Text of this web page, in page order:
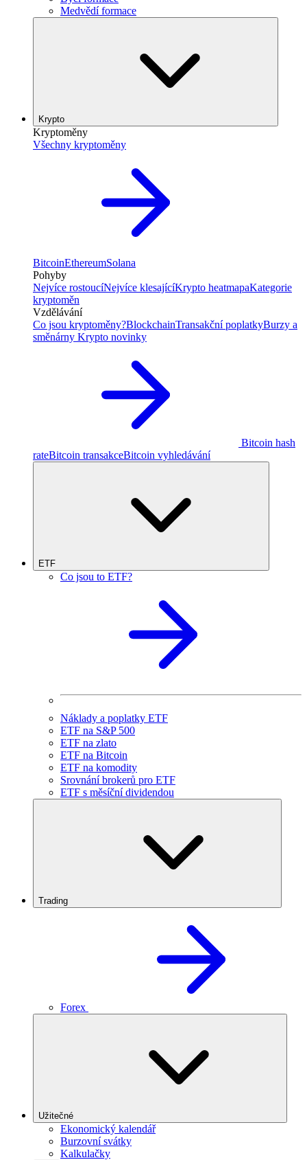
Medvědí formace
Krypto
Kryptoměny
Všechny kryptoměny
BitcoinEthereumSolana
Pohyby
Nejvíce rostoucíNejvíce klesajícíKrypto heatmapaKategorie
kryptoměn
Vzdělávání
Co jsou kryptoměny?BlockchainTransakční poplatkyBurzy a
směnárny Krypto novinky
Bitcoin hash
rateBitcoin transakceBitcoin vyhledávání
ETF
Co jsou to ETF?
Náklady a poplatky ETF
ETF na S&P 500
ETF na zlato
ETF na Bitcoin
ETF na komodity
Srovnání brokerů pro ETF
ETF s měsíční dividendou
Trading
Forex
Užitečné
Ekonomický kalendář
Burzovní svátky
Kalkulačky